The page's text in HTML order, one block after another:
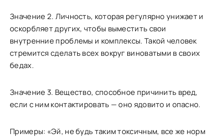
Значение 2. Личность, которая регулярно унижает и
оскорбляет других, чтобы выместить свои
внутренние проблемы и комплексы. Такой человек
стремится сделать всех вокруг виноватыми в своих
бедах.
Значение 3. Вещество, способное причинить вред,
если с ним контактировать — оно ядовито и опасно.
Примеры: «Эй, не будь таким токсичным, все же норм